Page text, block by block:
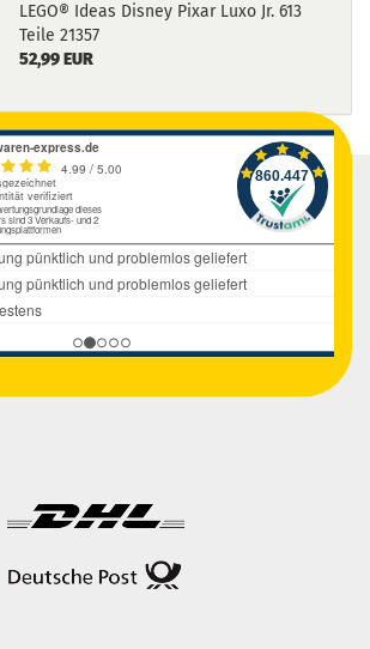
LEGO® Ideas Disney Pixar Luxo Jr. 613
Teile 21357
52,99 EUR